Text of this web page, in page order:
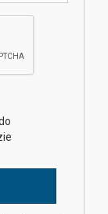
semestre
antes